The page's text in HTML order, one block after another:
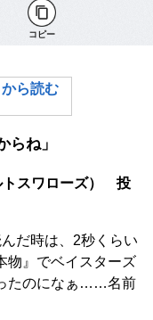
コピー
ら読む
らね」
トスワローズ） 投
だ時は、2秒くらい
物』でベイスターズ
たのになぁ……名前